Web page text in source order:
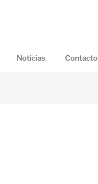
Noticias Contacto